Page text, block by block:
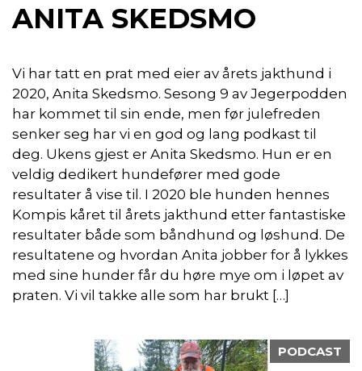
ANITA SKEDSMO
Vi har tatt en prat med eier av årets jakthund i
2020, Anita Skedsmo. Sesong 9 av Jegerpodden
har kommet til sin ende, men før julefreden
senker seg har vi en god og lang podkast til
deg. Ukens gjest er Anita Skedsmo. Hun er en
veldig dedikert hundefører med gode
resultater å vise til. I 2020 ble hunden hennes
Kompis kåret til årets jakthund etter fantastiske
resultater både som båndhund og løshund. De
resultatene og hvordan Anita jobber for å lykkes
med sine hunder får du høre mye om i løpet av
praten. Vi vil takke alle som har brukt […]
PODCAST